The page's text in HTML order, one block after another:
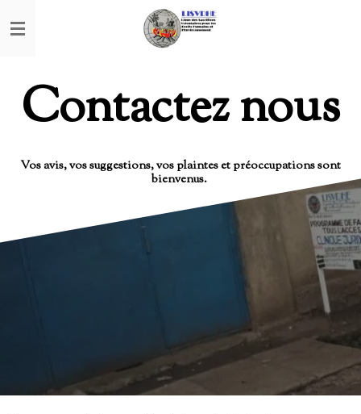
au
Contactez nous
Vos avis, vos suggestions, vos plaintes et préoccupations sont
bienvenus.